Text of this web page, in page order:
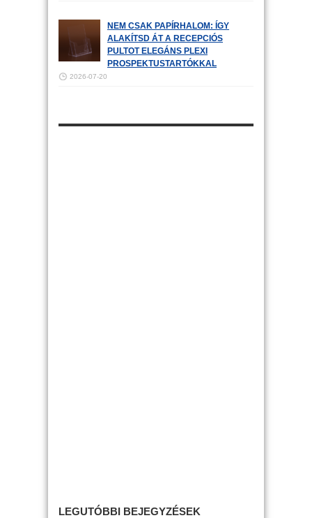
NEM CSAK PAPÍRHALOM: ÍGY
ALAKÍTSD ÁT A RECEPCIÓS
PULTOT ELEGÁNS PLEXI
PROSPEKTUSTARTÓKKAL
2026-07-20
LEGUTÓBBI BEJEGYZÉSEK